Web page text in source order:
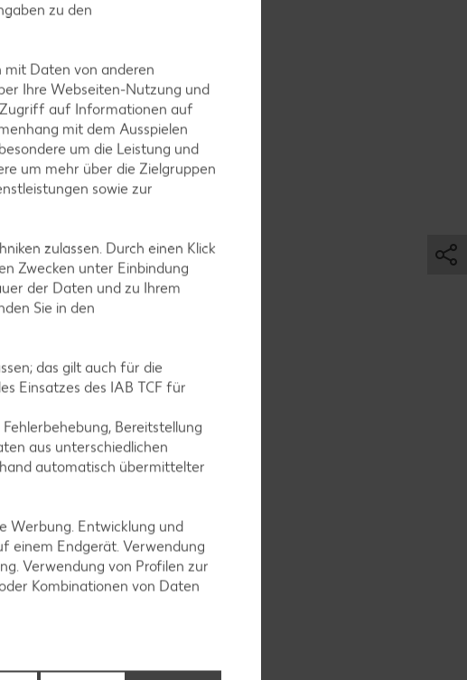
3 Minuten je
dem Rost 20
und
garen.
Öl erhitzen, mit
andicken.
zu den
mit Daten von anderen
Ihre Webseiten-Nutzung und
Zugriff auf Informationen auf
mit dem Ausspielen
um die Leistung und
um mehr über die Zielgruppen
sowie zur
zulassen. Durch einen Klick
Zwecken unter Einbindung
der Daten und zu Ihrem
Sie in den
das gilt auch für die
Einsatzes des IAB TCF für
Bereitstellung
aus unterschiedlichen
automatisch übermittelter
Werbung. Entwicklung und
einem Endgerät. Verwendung
Verwendung von Profilen zur
Kombinationen von Daten